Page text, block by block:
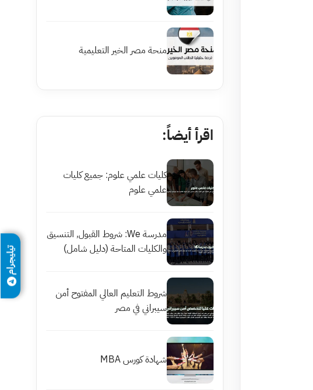
منحة مصر الخير التعليمية
اقرأ أيضاً:
كليات علمي علوم: جميع كليات
علمي علوم
مدرسة We: شروط القبول, التنسيق
والكليات المتاحة (دليل شامل)
شروط التعليم العالي المفتوح أمن
سيبراني في مصر
شهادة كورس MBA
تيليجرام